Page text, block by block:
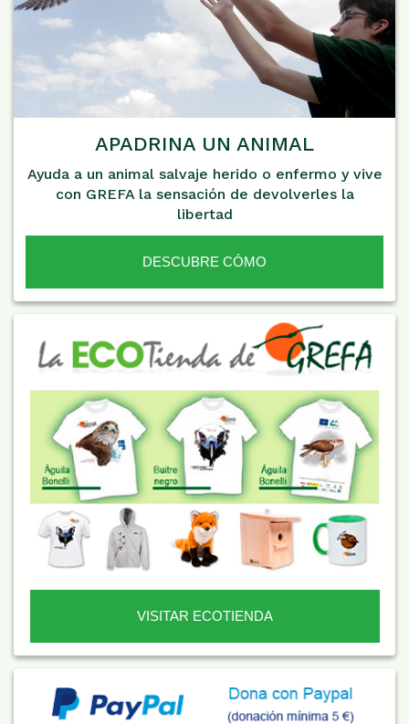
APADRINA UN ANIMAL
Ayuda a un animal salvaje herido o enfermo y vive
con GREFA la sensación de devolverles la
libertad
DESCUBRE CÓMO
VISITAR ECOTIENDA